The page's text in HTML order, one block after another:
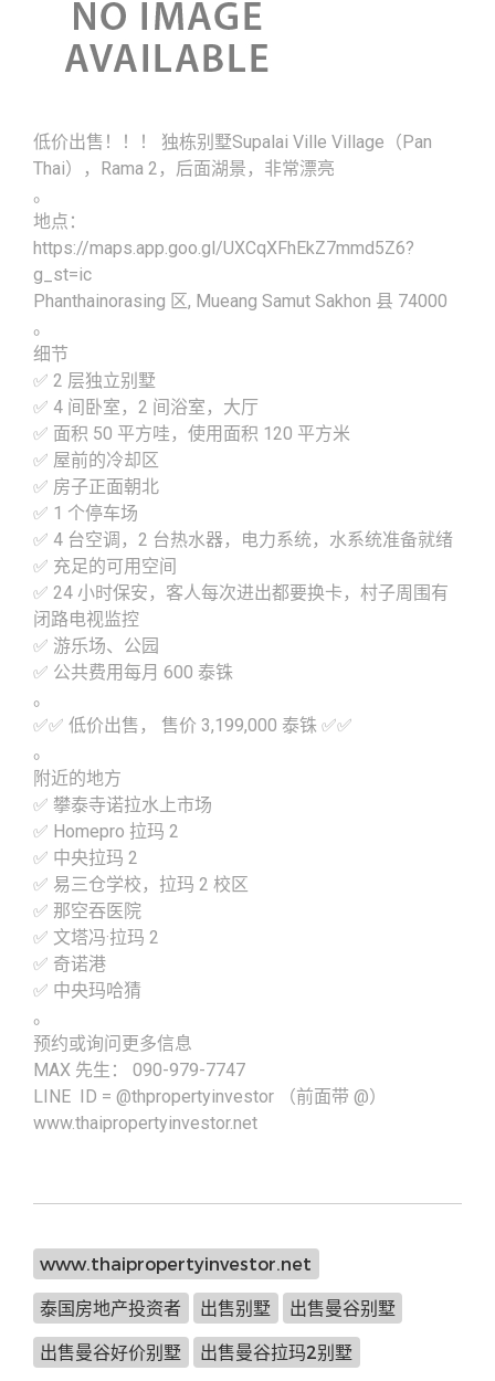
低价出售！！！ 独栋别墅Supalai Ville Village（Pan
Thai），Rama 2，后面湖景，非常漂亮
。
地点：
https://maps.app.goo.gl/UXCqXFhEkZ7mmd5Z6?
g_st=ic
Phanthainorasing 区, Mueang Samut Sakhon 县 74000
。
细节
✅ 2 层独立别墅
✅ 4 间卧室，2 间浴室，大厅
✅ 面积 50 平方哇，使用面积 120 平方米
✅ 屋前的冷却区
✅ 房子正面朝北
✅ 1 个停车场
✅ 4 台空调，2 台热水器，电力系统，水系统准备就绪
✅ 充足的可用空间
✅ 24 小时保安，客人每次进出都要换卡，村子周围有
闭路电视监控
✅ 游乐场、公园
✅ 公共费用每月 600 泰铢
。
✅✅ 低价出售， 售价 3,199,000 泰铢 ✅✅
。
附近的地方
✅ 攀泰寺诺拉水上市场
✅ Homepro 拉玛 2
✅ 中央拉玛 2
✅ 易三仓学校，拉玛 2 校区
✅ 那空吞医院
✅ 文塔冯·拉玛 2
✅ 奇诺港
✅ 中央玛哈猜
。
预约或询问更多信息
MAX 先生： 090-979-7747
LINE ID = @thpropertyinvestor （前面带 @）
www.thaipropertyinvestor.net
www.thaipropertyinvestor.net
泰国房地产投资者 出售别墅 出售曼谷别墅
出售曼谷好价别墅 出售曼谷拉玛2别墅